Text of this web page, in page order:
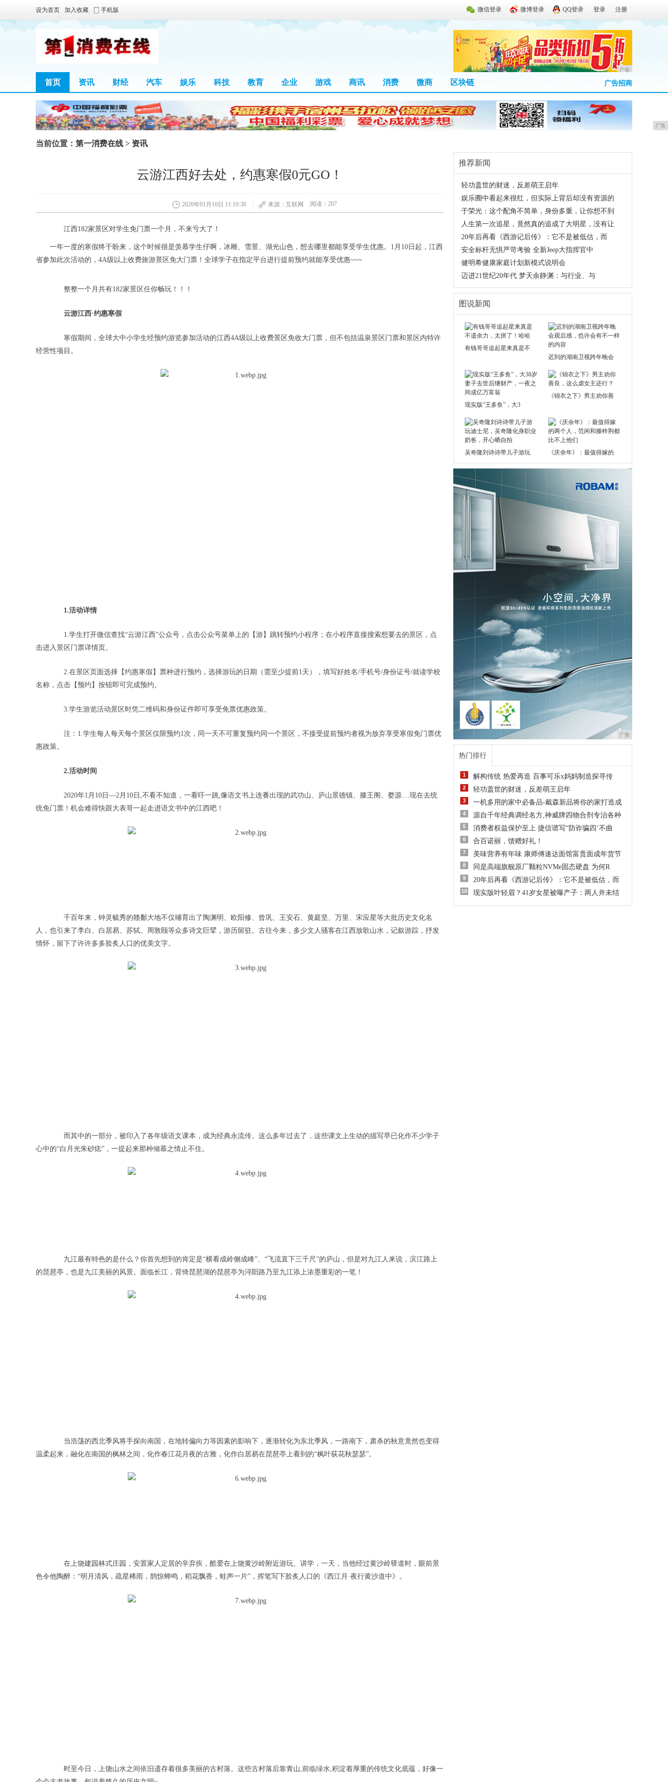
微信登录 微博登录 QQ登录 登录 注册
设为首页 加入收藏 手机版
广告
首页 资讯 财经 汽车 娱乐 科技 教育 企业 游戏 商讯 消费 微商 区块链 广告招商
广告
当前位置： 第一消费在线 > 资讯
云游江西好去处，约惠寒假0元GO！
2020年01月10日 11:10:38 来源：互联网 阅读：207
江西182家景区对学生免门票一个月，不来亏大了！
一年一度的寒假终于盼来，这个时候很是羡慕学生仔啊，冰雕、雪景、湖光山色，想去哪里都能享受学生优惠。1月10日起，江西
省参加此次活动的，4A级以上收费旅游景区免大门票！全球学子在指定平台进行提前预约就能享受优惠~~~
整整一个月共有182家景区任你畅玩！！！
云游江西·约惠寒假
寒假期间，全球大中小学生经预约游览参加活动的江西4A级以上收费景区免收大门票，但不包括温泉景区门票和景区内特许
经营性项目。
1.活动详情
1.学生打开微信查找“云游江西”公众号，点击公众号菜单上的【游】跳转预约小程序；在小程序直接搜索想要去的景区，点
击进入景区门票详情页。
2.在景区页面选择【约惠寒假】票种进行预约，选择游玩的日期（需至少提前1天），填写好姓名/手机号/身份证号/就读学校
名称，点击【预约】按钮即可完成预约。
3.学生游览活动景区时凭二维码和身份证件即可享受免票优惠政策。
注：1.学生每人每天每个景区仅限预约1次，同一天不可重复预约同一个景区，不接受提前预约者视为放弃享受寒假免门票优
惠政策。
2.活动时间
2020年1月10日—2月10日,不看不知道，一看吓一跳,像语文书上连番出现的武功山、庐山景德镇、滕王阁、婺源....现在去统
统免门票！机会难得快跟大表哥一起走进语文书中的江西吧！
千百年来，钟灵毓秀的赣鄱大地不仅哺育出了陶渊明、欧阳修、曾巩、王安石、黄庭坚、万里、宋应星等大批历史文化名
人，也引来了李白、白居易、苏轼、周敦颐等众多诗文巨擘，游历留驻。古往今来，多少文人骚客在江西放歌山水，记叙游踪，抒发
情怀，留下了许许多多脍炙人口的优美文字。
而其中的一部分，被印入了各年级语文课本，成为经典永流传。这么多年过去了，这些课文上生动的描写早已化作不少学子
心中的“白月光朱砂痣”，一提起来那种倾慕之情止不住。
九江最有特色的是什么？你首先想到的肯定是“横看成岭侧成峰”、“飞流直下三千尺”的庐山，但是对九江人来说，滨江路上
的琵琶亭，也是九江美丽的风景。面临长江，背倚琵琶湖的琵琶亭为浔阳路乃至九江添上浓墨重彩的一笔！
当浩荡的西北季风将手探向南国，在地转偏向力等因素的影响下，逐渐转化为东北季风，一路南下，肃杀的秋意竟然也变得
温柔起来，融化在南国的枫林之间，化作春江花月夜的古雅，化作白居易在琵琶亭上看到的“枫叶荻花秋瑟瑟”。
在上饶建园林式庄园，安置家人定居的辛弃疾，酷爱在上饶黄沙岭附近游玩、讲学，一天，当他经过黄沙岭驿道时，眼前景
色令他陶醉：“明月清风，疏星稀雨，鹊惊蝉鸣，稻花飘香，蛙声一片”，挥笔写下脍炙人口的《西江月·夜行黄沙道中》。
时至今日，上饶山水之间依旧遗存着很多美丽的古村落。这些古村落后靠青山,前临绿水,积淀着厚重的传统文化底蕴，好像一
推荐新闻
·轻功盖世的财迷，反差萌王启年
·娱乐圈中看起来很红，但实际上背后却没有资源的
·于荣光：这个配角不简单，身份多重，让你想不到
· 人生第一次追星，竟然真的追成了大明星，没有让
·20年后再看《西游记后传》：它不是被低估，而
·安全标杆无惧严苛考验 全新Jeep大指挥官中
·健明希健康家庭计划新模式说明会
·迈进21世纪20年代 梦天余静渊：与行业、与
图说新闻
有钱哥哥追起星来真是不
迟到的湖南卫视跨年晚会
现实版“王多鱼”，大3
《锦衣之下》男主劝你善
吴奇隆刘诗诗带儿子游玩 《庆余年》：最值得嫁的
广告
热门排行
1 解构传统 热爱再造 百事可乐x妈妈制造探寻传
2 轻功盖世的财迷，反差萌王启年
3 一机多用的家中必备品-戴森新品将你的家打造成
4 源自千年经典调经名方,神威牌四物合剂专治各种
5 消费者权益保护至上 捷信谱写“防诈骗四‘不曲
6 合百诺丽，馈赠好礼！
7 美味营养有年味 康师傅速达面馆富贵面成年货节
8 同是高端旗舰原厂颗粒NVMe固态硬盘 为何R
9 20年后再看《西游记后传》：它不是被低估，而
10 现实版叶轻眉？41岁女星被曝产子：两人并未结